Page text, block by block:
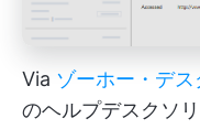
Via ゾーホー・デス
のヘルプデスクソ